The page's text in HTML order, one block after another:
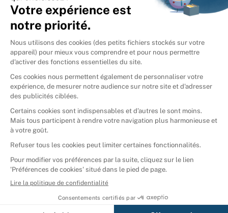
International
🇪🇸Espagne
🇮🇹Italie
Donner vos livres
Ammareal © 2026